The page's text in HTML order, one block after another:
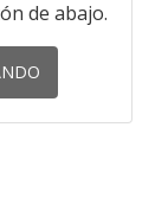
de abajo.